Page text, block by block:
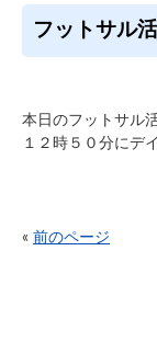
フットサル
本日のフットサル
１２時５０分にデ
« 前のページ